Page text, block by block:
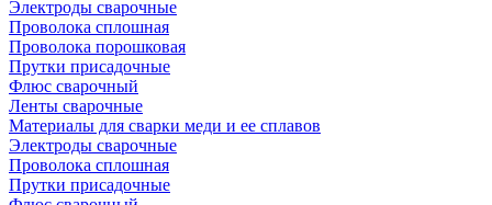
Электроды сварочные
Проволока сплошная
Проволока порошковая
Прутки присадочные
Флюс сварочный
Ленты сварочные
Материалы для сварки меди и ее сплавов
Электроды сварочные
Проволока сплошная
Прутки присадочные